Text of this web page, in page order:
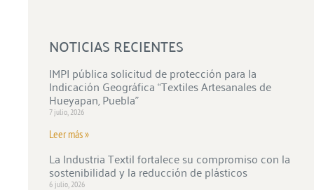
NOTICIAS RECIENTES
IMPI pública solicitud de protección para la
Indicación Geográfica “Textiles Artesanales de
Hueyapan, Puebla”
7 julio, 2026
Leer más »
La Industria Textil fortalece su compromiso con la
sostenibilidad y la reducción de plásticos
6 julio, 2026